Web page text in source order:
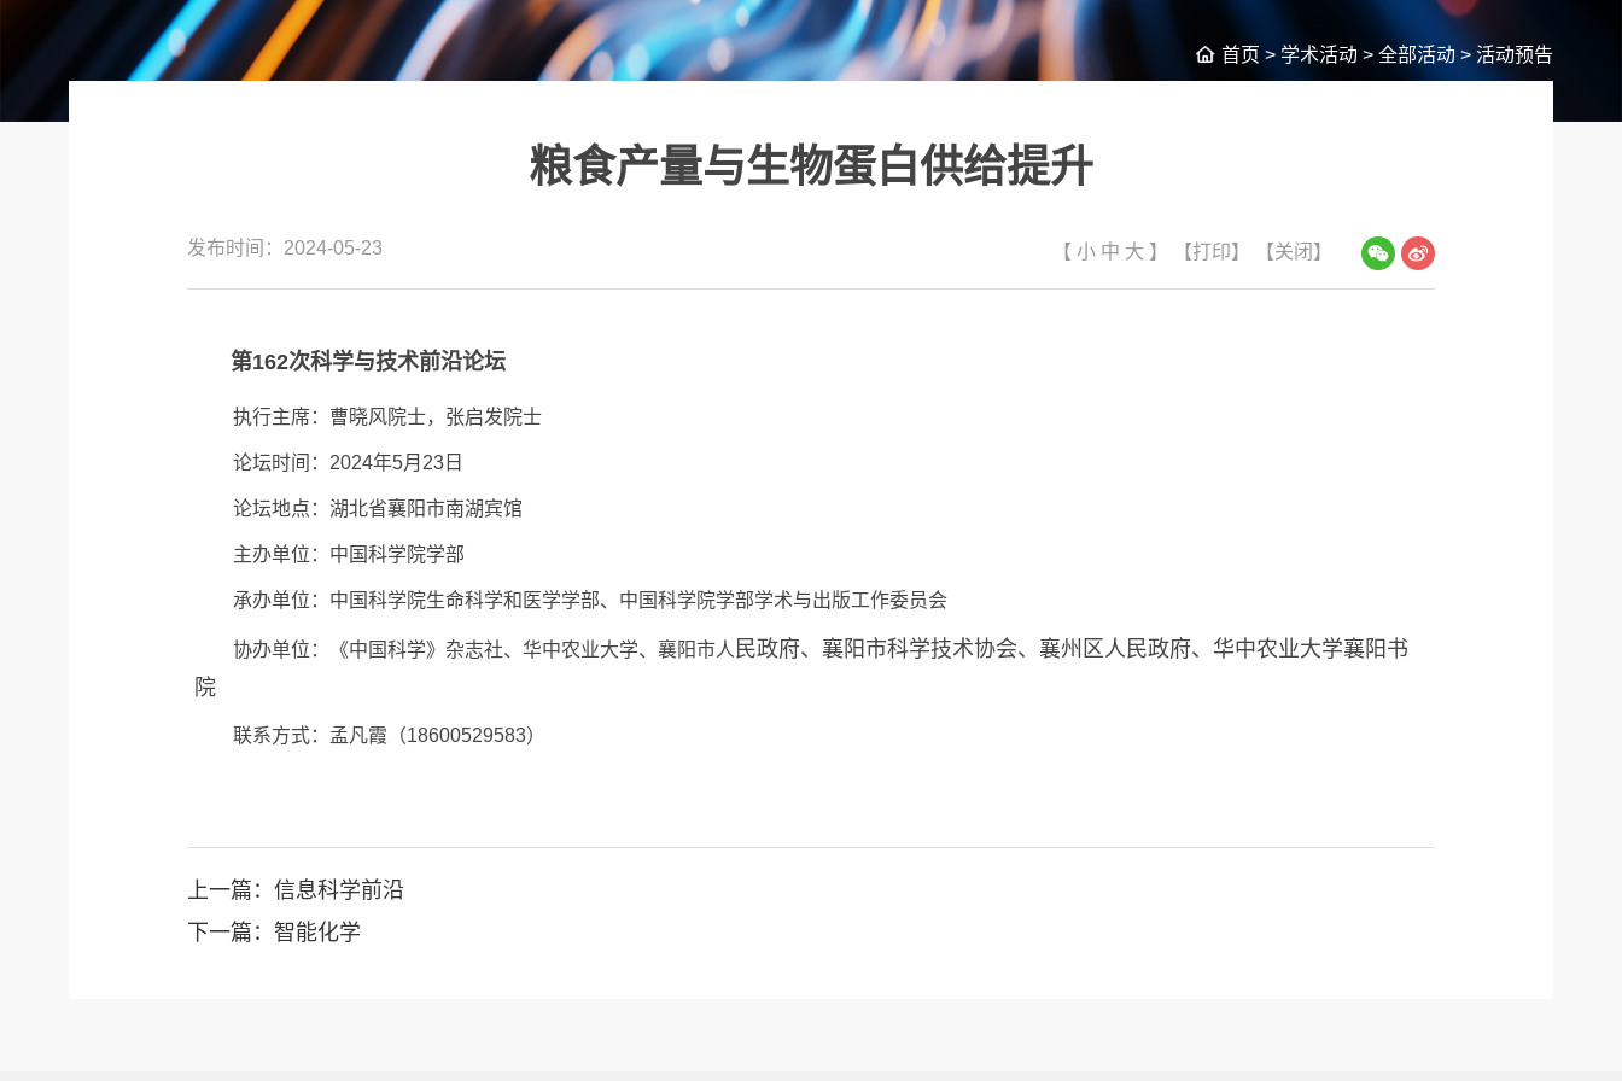
首页 > 学术活动 > 全部活动 > 活动预告
粮食产量与生物蛋白供给提升
发布时间：2024-05-23 【 小 中 大 】 【打印】 【关闭】
第162次科学与技术前沿论坛
执行主席：曹晓风院士，张启发院士
论坛时间：2024年5月23日
论坛地点：湖北省襄阳市南湖宾馆
主办单位：中国科学院学部
承办单位：中国科学院生命科学和医学学部、中国科学院学部学术与出版工作委员会
协办单位：《中国科学》杂志社、华中农业大学、襄阳市人 民政府、襄阳市科学技术协会、襄州区人民政府、华中农业大学襄阳书
院
联系方式：孟凡霞（18600529583）
上一篇：信息科学前沿
下一篇：智能化学